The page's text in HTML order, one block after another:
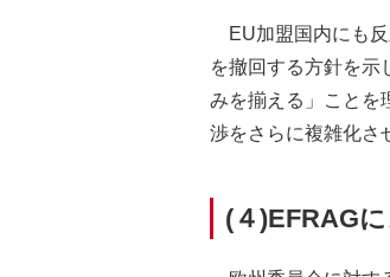
EU加盟国内にも
を撤回する方針を示
みを揃える」ことを
渉をさらに複雑化さ
(４)EFRAG